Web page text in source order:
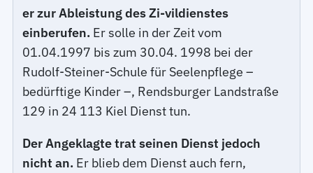
er zur Ableistung des Zi-vildienstes
einberufen. Er solle in der Zeit vom
01.04.1997 bis zum 30.04. 1998 bei der
Rudolf-Steiner-Schule für Seelenpflege –
bedürftige Kinder –, Rendsburger Landstraße
129 in 24 113 Kiel Dienst tun.
Der Angeklagte trat seinen Dienst jedoch
nicht an. Er blieb dem Dienst auch fern,